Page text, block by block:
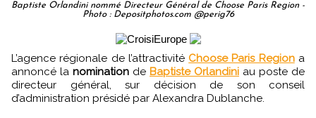
Baptiste Orlandini nommé Directeur Général de Choose Paris Region -
Photo : Depositphotos.com @perig76
L’agence régionale de l’attractivité Choose Paris Regiona
annoncé la nomination de Baptiste Orlandini au poste de
directeur général, sur décision de son conseil
d’administration présidé par Alexandra Dublanche.